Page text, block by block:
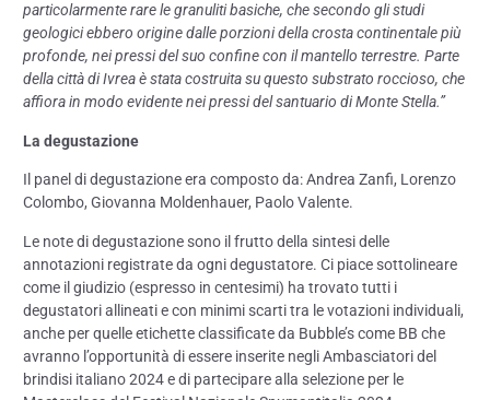
particolarmente rare le granuliti basiche, che secondo gli studi
geologici ebbero origine dalle porzioni della crosta continentale più
profonde, nei pressi del suo confine con il mantello terrestre. Parte
della città di Ivrea è stata costruita su questo substrato roccioso, che
affiora in modo evidente nei pressi del santuario di Monte Stella.”
La degustazione
Il panel di degustazione era composto da: Andrea Zanfi, Lorenzo
Colombo, Giovanna Moldenhauer, Paolo Valente.
Le note di degustazione sono il frutto della sintesi delle
annotazioni registrate da ogni degustatore. Ci piace sottolineare
come il giudizio (espresso in centesimi) ha trovato tutti i
degustatori allineati e con minimi scarti tra le votazioni individuali,
anche per quelle etichette classificate da Bubble’s come BB che
avranno l’opportunità di essere inserite negli Ambasciatori del
brindisi italiano 2024 e di partecipare alla selezione per le